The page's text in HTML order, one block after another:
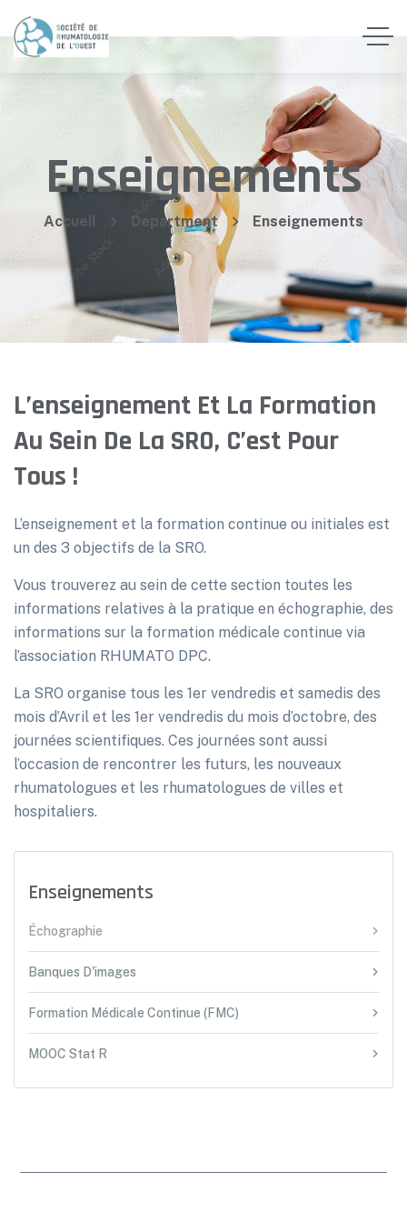
Enseignements
Accueil Department Enseignements
Enseignements
Échographie
Banques D'images
Formation Médicale Continue (FMC)
MOOC Stat R
L’enseignement Et La Formation
Au Sein De La SRO, C’est Pour
Tous !
L’enseignement et la formation continue ou initiales est
un des 3 objectifs de la SRO.
Vous trouverez au sein de cette section toutes les
informations relatives à la pratique en échographie, des
informations sur la formation médicale continue via
l’association RHUMATO DPC.
La SRO organise tous les 1er vendredis et samedis des
mois d’Avril et les 1er vendredis du mois d’octobre, des
journées scientifiques. Ces journées sont aussi
l’occasion de rencontrer les futurs, les nouveaux
rhumatologues et les rhumatologues de villes et
hospitaliers.